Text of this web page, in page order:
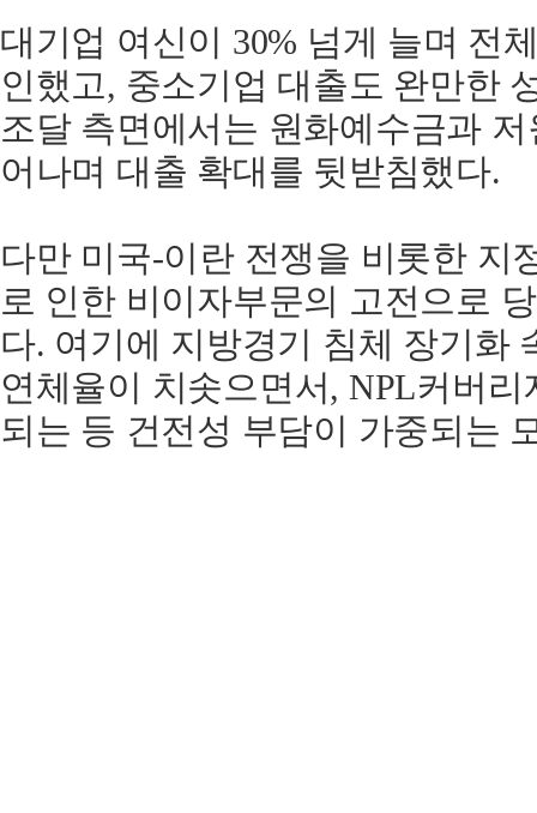
대기업 여신이 30% 넘게 늘며 전
인했고, 중소기업 대출도 완만한
조달 측면에서는 원화예수금과
어나며 대출 확대를 뒷받침했다.
다만 미국-이란 전쟁을 비롯한 지
로 인한 비이자부문의 고전으로
다. 여기에 지방경기 침체 장기화
연체율이 치솟으면서, NPL커버리
되는 등 건전성 부담이 가중되는